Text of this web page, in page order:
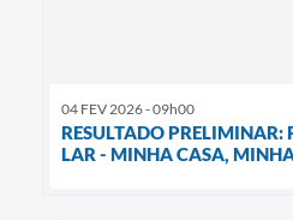
04 FEV 2026 - 09h00
RESULTADO PRELIMINAR:
LAR - MINHA CASA,